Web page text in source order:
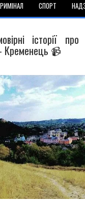
СПОРТ
історії
Кременець 📹